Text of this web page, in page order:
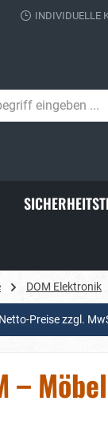
INDIVIDUELLE
DOM Elektronik
Preise zzgl.
–